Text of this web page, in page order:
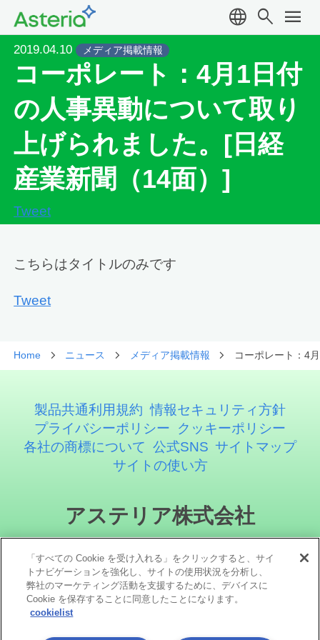
language search menu
2019.04.10 メディア掲載情報
コーポレート：4月1日付
の人事異動について取り
上げられました。[日経
産業新聞（14面）]
Tweet
こちらはタイトルのみです
Tweet
Home ニュース メディア掲載情報 コーポレート：4
製品共通利用規約 情報セキュリティ方針
プライバシーポリシー
クッキーポリシー
各社の商標について 公式SNS サイトマップ
サイトの使い方
アステリア株式会社
「すべての Cookie を受け入れる」をクリックすると、サイ
トナビゲーションを強化し、サイトの使用状況を分析し、
弊社のマーケティング活動を支援するために、デバイスに
Cookie を保存することに同意したことになります。
cookielist